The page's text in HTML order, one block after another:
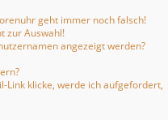
geht immer noch falsch!
zur Auswahl!
angezeigt werden?
Link klicke, werde ich aufgefordert,